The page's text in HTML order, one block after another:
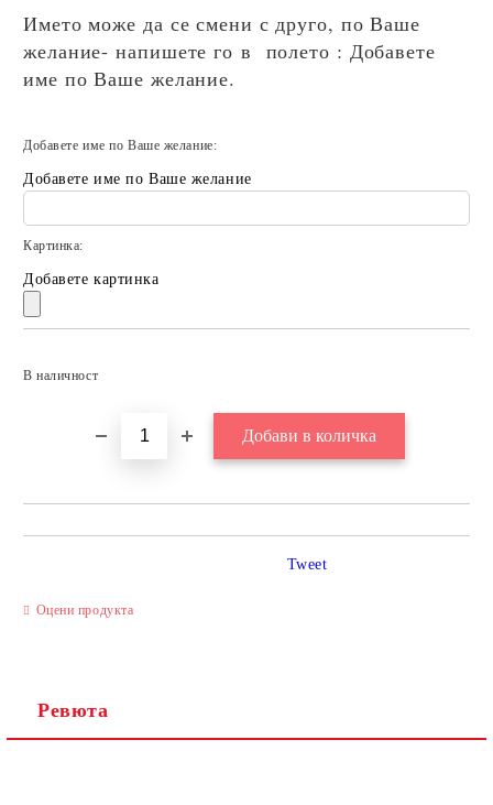
Името може да се смени с друго, по Ваше
желание- напишете го в полето : Добавете
име по Ваше желание.
Добавете име по Ваше желание:
Добавете име по Ваше желание
Картинка:
Добавете картинка
В наличност
Оцени продукта
Tweet
Ревюта